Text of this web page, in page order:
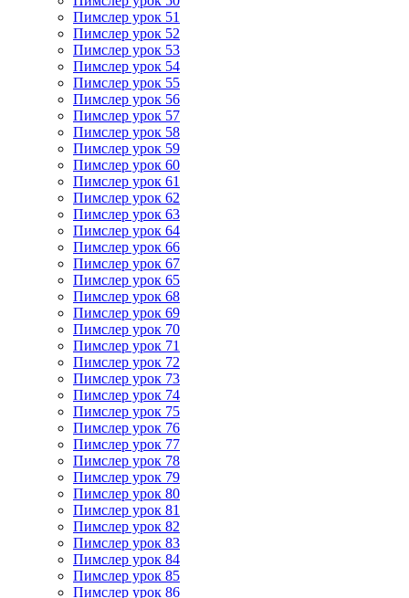
Пимслер урок 51
Пимслер урок 52
Пимслер урок 53
Пимслер урок 54
Пимслер урок 55
Пимслер урок 56
Пимслер урок 57
Пимслер урок 58
Пимслер урок 59
Пимслер урок 60
Пимслер урок 61
Пимслер урок 62
Пимслер урок 63
Пимслер урок 64
Пимслер урок 66
Пимслер урок 67
Пимслер урок 65
Пимслер урок 68
Пимслер урок 69
Пимслер урок 70
Пимслер урок 71
Пимслер урок 72
Пимслер урок 73
Пимслер урок 74
Пимслер урок 75
Пимслер урок 76
Пимслер урок 77
Пимслер урок 78
Пимслер урок 79
Пимслер урок 80
Пимслер урок 81
Пимслер урок 82
Пимслер урок 83
Пимслер урок 84
Пимслер урок 85
Пимслер урок 86